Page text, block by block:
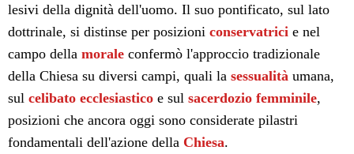
lesivi della dignità dell'uomo. Il suo pontificato, sul lato
dottrinale, si distinse per posizioni conservatrici e nel
campo della morale confermò l'approccio tradizionale
della Chiesa su diversi campi, quali la sessualità umana,
sul celibato ecclesiastico e sul sacerdozio femminile,
posizioni che ancora oggi sono considerate pilastri
fondamentali dell'azione della Chiesa.